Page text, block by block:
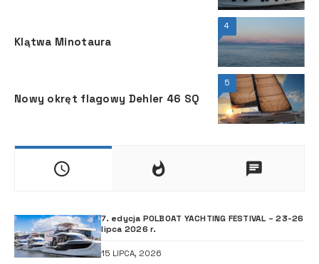
4
Klątwa Minotaura
5
Nowy okręt flagowy Dehler 46 SQ
7. edycja POLBOAT YACHTING FESTIVAL – 23-26
lipca 2026 r.
15 LIPCA, 2026